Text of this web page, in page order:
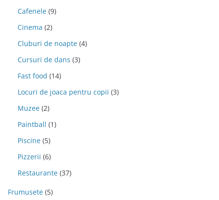
Cafenele (9)
Cinema (2)
Cluburi de noapte (4)
Cursuri de dans (3)
Fast food (14)
Locuri de joaca pentru copii (3)
Muzee (2)
Paintball (1)
Piscine (5)
Pizzerii (6)
Restaurante (37)
Frumusete (5)